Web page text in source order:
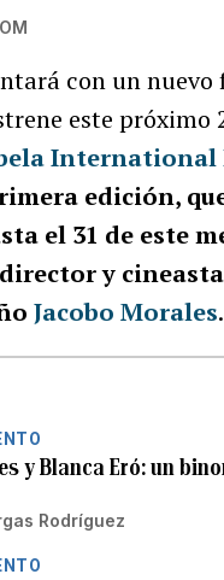
con un nuevo
este próximo
International
edición,
el 31 de este
y cineasta
Jacobo Morales.
y Blanca Eró: un
Rodríguez